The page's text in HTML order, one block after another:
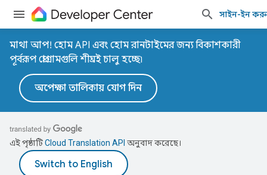
সাইন-ইন
মাথা আপ! হোম API এবং হোম রানটাইমের জন্য বিকাশকারী
পূর্বরূপ প্রোগ্রামগুলি শীঘ্রই চালু হচ্ছে৷
অপেক্ষা তালিকায় যোগ দিন
এই পৃষ্ঠাটিCloud Translation API অনুবাদ করেছে।